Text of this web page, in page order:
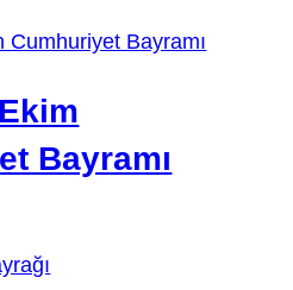
Bayramı